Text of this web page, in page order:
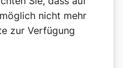
Erlebnis geboten
wird zusätzlich
mit der
der Katholischen
Bildungswerk
nicht mehr
zur Verfügung